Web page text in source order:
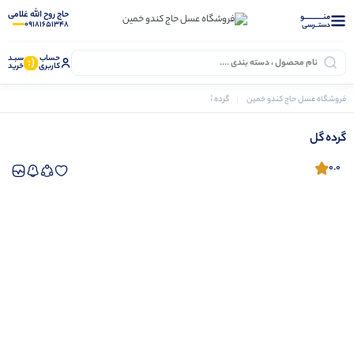
منــــــــــــو
دستــرسی
حاج روح الله غلامی
09181651348
حساب
کاربری (: سبـد
خرید
فروشگاه عسل حاج کندو خمین گرده گل
گرده گل
0.0